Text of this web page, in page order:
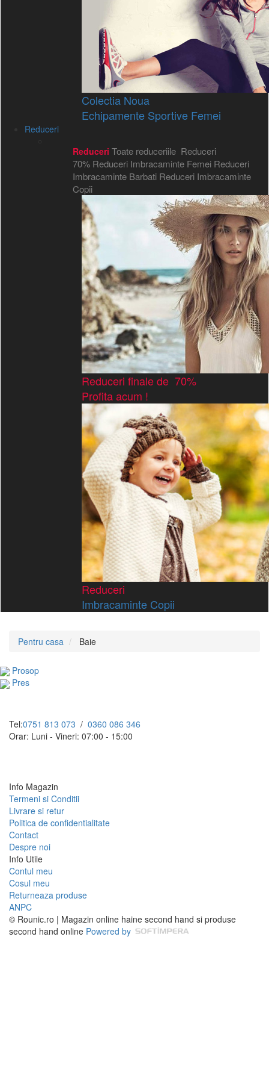
Colectia Noua
Echipamente Sportive Femei
Reduceri
Reduceri Toate reduceriile Reduceri
70% Reduceri Imbracaminte Femei Reduceri
Imbracaminte Barbati Reduceri Imbracaminte
Copii
Reduceri finale de 70%
Profita acum !
Reduceri
Imbracaminte Copii
Pentru casa Baie
Prosop
Pres
Tel:0751 813 073 / 0360 086 346
Orar: Luni - Vineri: 07:00 - 15:00
Info Magazin
Termeni si Conditii
Livrare si retur
Politica de confidentialitate
Contact
Despre noi
Info Utile
Contul meu
Cosul meu
Returneaza produse
ANPC
© Rounic.ro | Magazin online haine second hand si produse
second hand online Powered by